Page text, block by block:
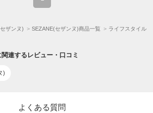
ザンヌ) SEZANE(セザンヌ)商品一覧 ライフスタイル
連するレビュー・口コミ
)
よくある質問